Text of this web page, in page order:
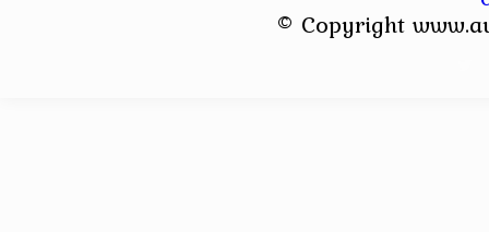
© Copyright